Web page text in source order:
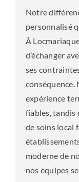
Notre
personnalisé
À
d’échanger
ses
conséquence.
expérience
fiables, tandis
de soins local
moderne de
nos équipes